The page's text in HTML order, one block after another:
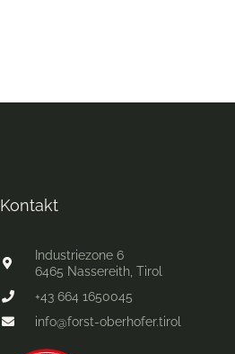
Kontakt
Industriezone 6
6465 Nassereith, Tirol
+43 664 1650045
info@forst-oberhofer.tirol